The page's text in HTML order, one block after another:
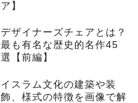
ア】
デザイナーズチェアとは？
最も有名な歴史的名作45
選【前編】
イスラム文化の建築や装
飾、様式の特徴を画像で解